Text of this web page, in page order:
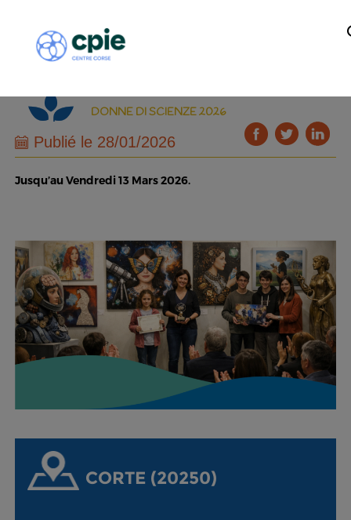
DONNE DI SCIENZE 2026
Publié le 28/01/2026
Jusqu’au Vendredi 13 Mars 2026.
CORTE (20250)